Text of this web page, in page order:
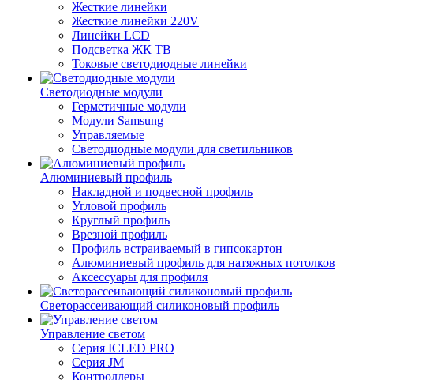
Жесткие линейки
Жесткие линейки 220V
Линейки LCD
Подсветка ЖК ТВ
Токовые светодиодные линейки
Светодиодные модули
Герметичные модули
Модули Samsung
Управляемые
Светодиодные модули для светильников
Алюминиевый профиль
Накладной и подвесной профиль
Угловой профиль
Круглый профиль
Врезной профиль
Профиль встраиваемый в гипсокартон
Алюминиевый профиль для натяжных потолков
Аксессуары для профиля
Светорассеивающий силиконовый профиль
Управление светом
Серия ICLED PRO
Серия JM
Контроллеры